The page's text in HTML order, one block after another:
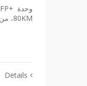
‎80KM‎، من القناة ‎CH17‎ إلى ‎CH61‎
Details